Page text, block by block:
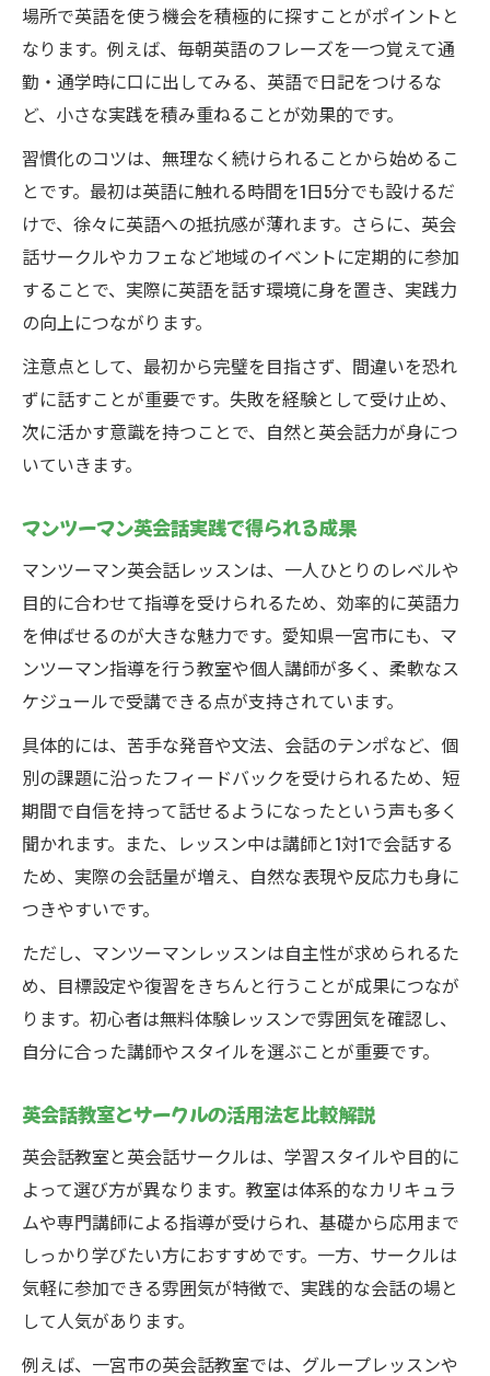
場所で英語を使う機会を積極的に探すことがポイントと
なります。例えば、毎朝英語のフレーズを一つ覚えて通
勤・通学時に口に出してみる、英語で日記をつけるな
ど、小さな実践を積み重ねることが効果的です。
習慣化のコツは、無理なく続けられることから始めるこ
とです。最初は英語に触れる時間を1日5分でも設けるだ
けで、徐々に英語への抵抗感が薄れます。さらに、英会
話サークルやカフェなど地域のイベントに定期的に参加
することで、実際に英語を話す環境に身を置き、実践力
の向上につながります。
注意点として、最初から完璧を目指さず、間違いを恐れ
ずに話すことが重要です。失敗を経験として受け止め、
次に活かす意識を持つことで、自然と英会話力が身につ
いていきます。
マンツーマン英会話実践で得られる成果
マンツーマン英会話レッスンは、一人ひとりのレベルや
目的に合わせて指導を受けられるため、効率的に英語力
を伸ばせるのが大きな魅力です。愛知県一宮市にも、マ
ンツーマン指導を行う教室や個人講師が多く、柔軟なス
ケジュールで受講できる点が支持されています。
具体的には、苦手な発音や文法、会話のテンポなど、個
別の課題に沿ったフィードバックを受けられるため、短
期間で自信を持って話せるようになったという声も多く
聞かれます。また、レッスン中は講師と1対1で会話する
ため、実際の会話量が増え、自然な表現や反応力も身に
つきやすいです。
ただし、マンツーマンレッスンは自主性が求められるた
め、目標設定や復習をきちんと行うことが成果につなが
ります。初心者は無料体験レッスンで雰囲気を確認し、
自分に合った講師やスタイルを選ぶことが重要です。
英会話教室とサークルの活用法を比較解説
英会話教室と英会話サークルは、学習スタイルや目的に
よって選び方が異なります。教室は体系的なカリキュラ
ムや専門講師による指導が受けられ、基礎から応用まで
しっかり学びたい方におすすめです。一方、サークルは
気軽に参加できる雰囲気が特徴で、実践的な会話の場と
して人気があります。
例えば、一宮市の英会話教室では、グループレッスンや